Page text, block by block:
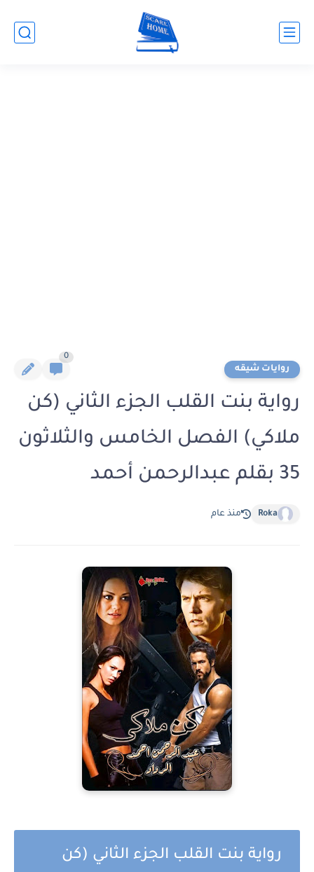
روايات شيقه
0
رواية بنت القلب الجزء الثاني (كن
ملاكي) الفصل الخامس والثلاثون
35 بقلم عبدالرحمن أحمد
Roka منذ عام
رواية بنت القلب الجزء الثاني (كن